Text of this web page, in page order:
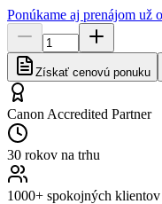
Ponúkame aj prenájom už
Získať cenovú ponuku
Canon Accredited Partner
30 rokov na trhu
1000+ spokojných klientov